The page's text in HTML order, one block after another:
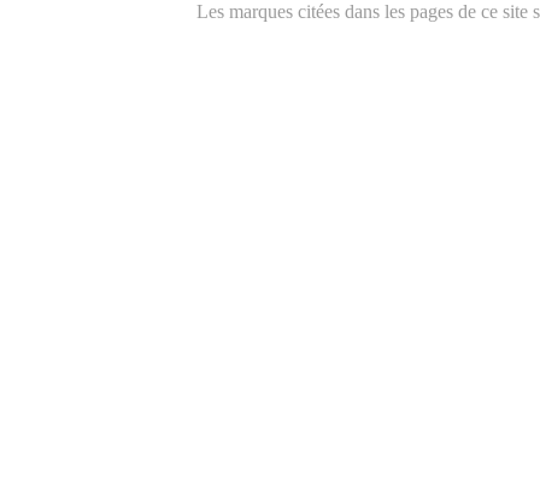
Les marques citées dans les pages de ce